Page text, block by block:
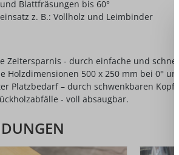
Blattfräsungen bis 60°
z. B.: Vollholz und Leimbinder
Zeitersparnis - durch einfache und
Holzdimensionen 500 x 250 mm bei 0°
Platzbedarf – durch schwenkbaren
- voll absaugbar.